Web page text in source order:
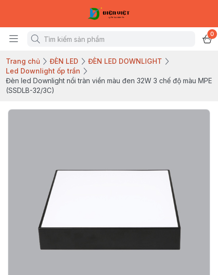
0
Trang chủ ĐÈN LED
ĐÈN LED DOWNLIGHT
Led Downlight ốp trần
Đèn led Downlight nổi tràn viền màu đen 32W 3 chế độ màu MPE
(SSDLB-32/3C)